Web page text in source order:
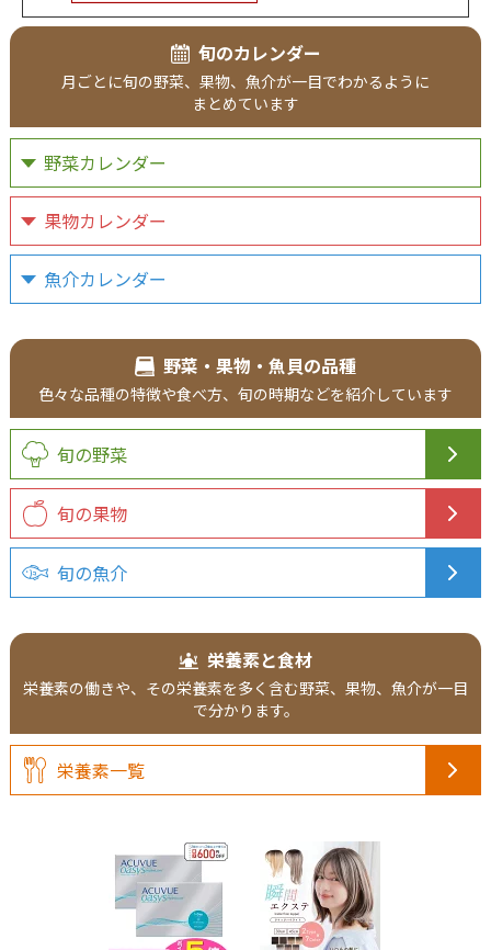
旬のカレンダー
月ごとに旬の野菜、 果物、 魚介が一目でわかるように
まとめています
野菜カレンダー
果物カレンダー
魚介カレンダー
野菜・果物・魚貝の品種
色々な品種の特徴や食べ方、 旬の時期などを紹介しています
旬の野菜
旬の果物
旬の魚介
栄養素と食材
栄養素の働きや、その栄養素を多く含む野菜、果物、魚介が一目
で分かります。
栄養素一覧